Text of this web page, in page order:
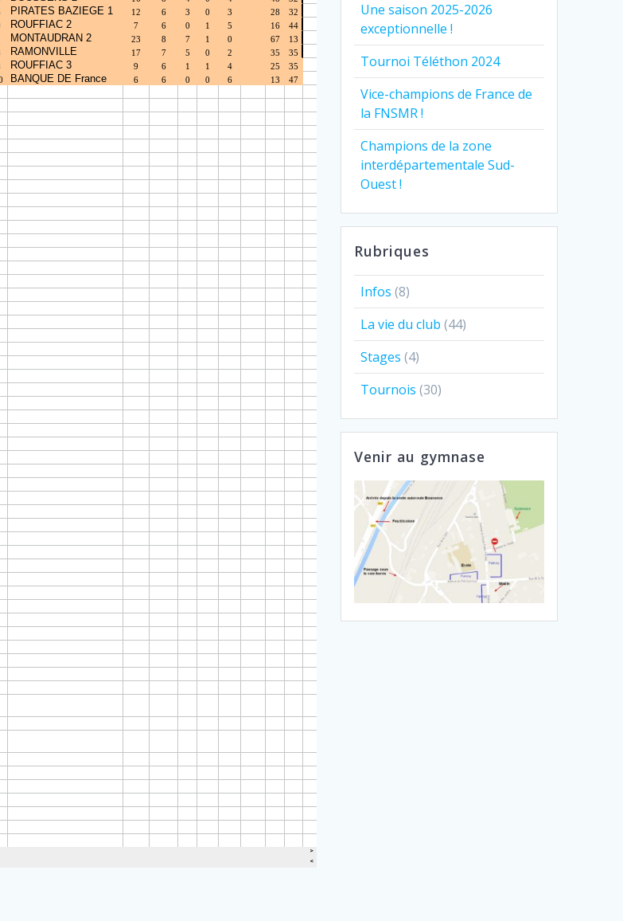
Une saison 2025-2026
exceptionnelle !
Tournoi Téléthon 2024
Vice-champions de France de
la FNSMR !
Champions de la zone
interdépartementale Sud-
Ouest !
Rubriques
Infos (8)
La vie du club (44)
Stages (4)
Tournois (30)
Venir au gymnase